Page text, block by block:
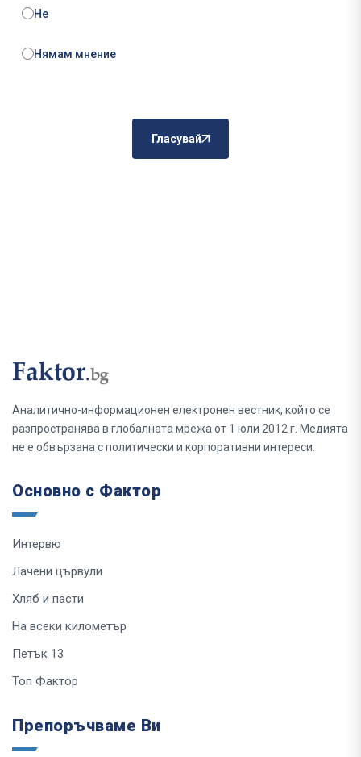
Не
Нямам мнение
Гласувай
Аналитично-информационен електронен вестник, който се
разпространява в глобалната мрежа от 1 юли 2012 г. Медията
не е обвързана с политически и корпоративни интереси.
Основно с Фактор
Интервю
Лачени цървули
Хляб и пасти
На всеки километър
Петък 13
Топ Фактор
Препоръчваме Ви